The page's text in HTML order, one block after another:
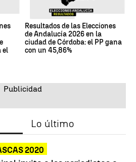
el
Resultados de las Elecciones
de Andalucía 2026 en la
ciudad de Córdoba: el PP gana
con un 45,86%
Lo último
2020